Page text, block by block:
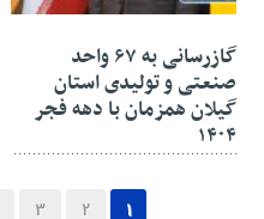
گازرسانی به ۶۷ واحد
صنعتی و تولیدی استان
گیلان همزمان با دهه فجر
۱۴۰۴
1
2
3